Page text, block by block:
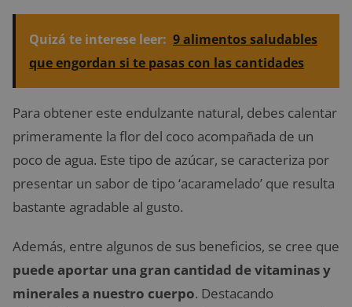
Quizá te interese leer: 9 alimentos saludables
que engordan si te pasas con las cantidades
Para obtener este endulzante natural, debes calentar
primeramente la flor del coco acompañada de un
poco de agua. Este tipo de azúcar, se caracteriza por
presentar un sabor de tipo ‘acaramelado’ que resulta
bastante agradable al gusto.
Además, entre algunos de sus beneficios, se cree que
puede aportar una gran cantidad de vitaminas y
minerales a nuestro cuerpo. Destacando